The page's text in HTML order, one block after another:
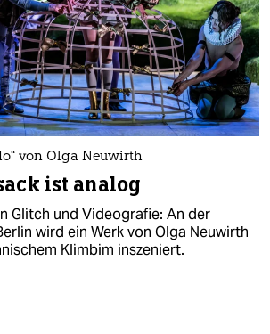
von Olga Neuwirth
ist analog
Glitch und Videografie: An der
wird ein Werk von Olga Neuwirth
Klimbim inszeniert.